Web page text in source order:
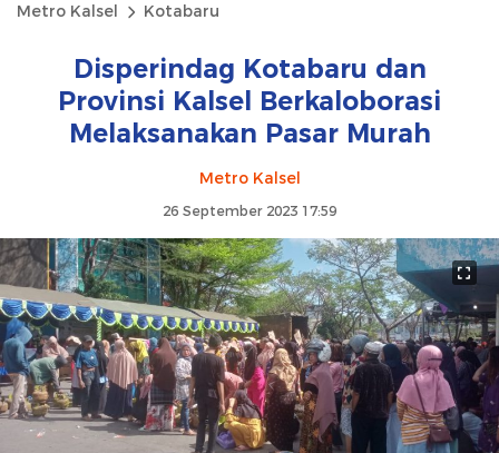
Metro Kalsel Kotabaru
Disperindag Kotabaru dan
Provinsi Kalsel Berkaloborasi
Melaksanakan Pasar Murah
Metro Kalsel
26 September 2023 17:59